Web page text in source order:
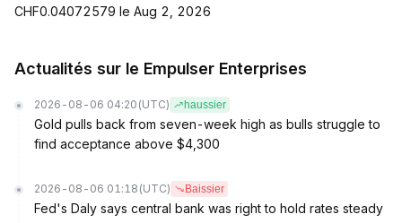
CHF0.04072579 le Aug 2, 2026
Actualités sur le Empulser Enterprises
2026-08-06 04:20 (UTC) haussier
Gold pulls back from seven-week high as bulls struggle to
find acceptance above $4,300
2026-08-06 01:18 (UTC) Baissier
Fed's Daly says central bank was right to hold rates steady